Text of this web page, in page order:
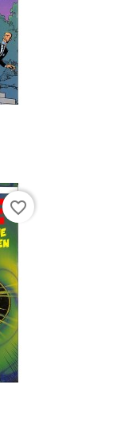
favorite_border